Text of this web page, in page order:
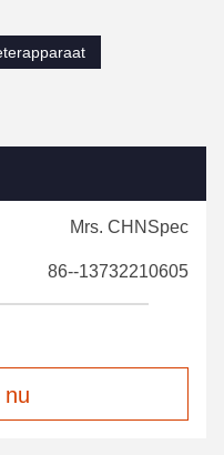
Mrs. CHNSpec
86--13732210605
nu